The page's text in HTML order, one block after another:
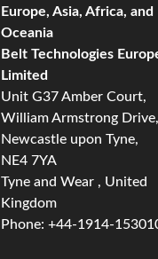
Europe, Asia, Africa, and
Oceania
Belt Technologies
Limited
Unit G37 Amber Court,
William Armstrong Drive,
Newcastle upon Tyne,
NE4 7YA
Tyne and Wear , United
Kingdom
Phone: +44-1914-